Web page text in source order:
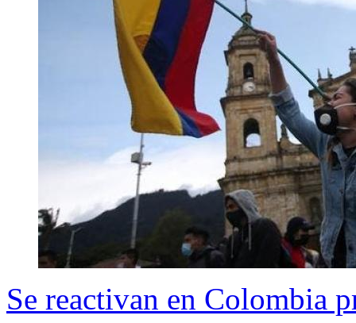
Se reactivan en Colombia